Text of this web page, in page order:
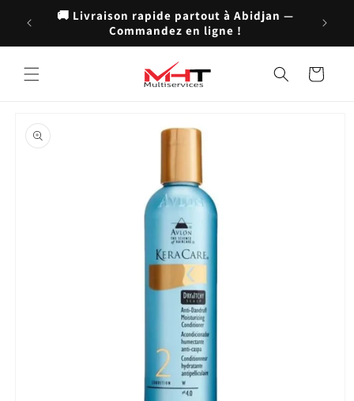
passer
au
contenu
🚚 Livraison rapide partout à Abidjan —
Commandez en ligne !
💬
Panier
informations
produits